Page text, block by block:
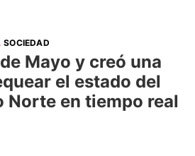
.SOCIEDAD
Mayo y creó una
el estado del
Norte en tiempo real